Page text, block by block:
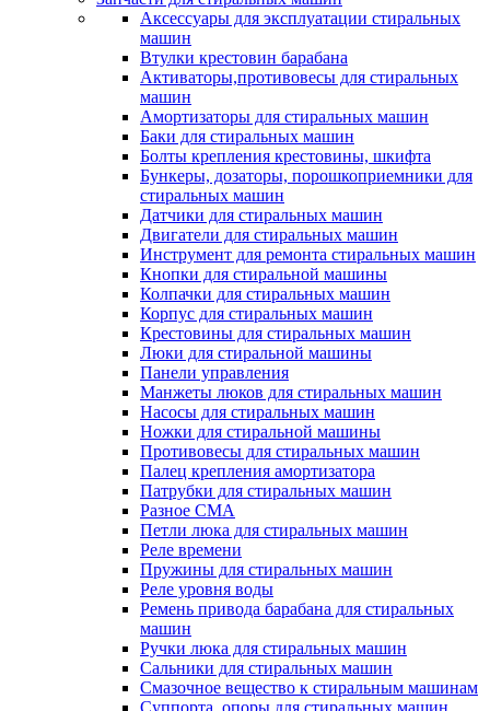
Аксессуары для эксплуатации стиральных
машин
Втулки крестовин барабана
Активаторы,противовесы для стиральных
машин
Амортизаторы для стиральных машин
Баки для стиральных машин
Болты крепления крестовины, шкифта
Бункеры, дозаторы, порошкоприемники для
стиральных машин
Датчики для стиральных машин
Двигатели для стиральных машин
Инструмент для ремонта стиральных машин
Кнопки для стиральной машины
Колпачки для стиральных машин
Корпус для стиральных машин
Крестовины для стиральных машин
Люки для стиральной машины
Панели управления
Манжеты люков для стиральных машин
Насосы для стиральных машин
Ножки для стиральной машины
Противовесы для стиральных машин
Палец крепления амортизатора
Патрубки для стиральных машин
Разное СМА
Петли люка для стиральных машин
Реле времени
Пружины для стиральных машин
Реле уровня воды
Ремень привода барабана для стиральных
машин
Ручки люка для стиральных машин
Сальники для стиральных машин
Смазочное вещество к стиральным машинам
Суппорта, опоры для стиральных машин